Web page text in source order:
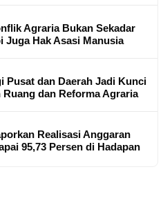
Agraria Bukan Sekadar
Juga Hak Asasi Manusia
Pusat dan Daerah Jadi Kunci
Ruang dan Reforma Agraria
Realisasi Anggaran
95,73 Persen di Hadapan